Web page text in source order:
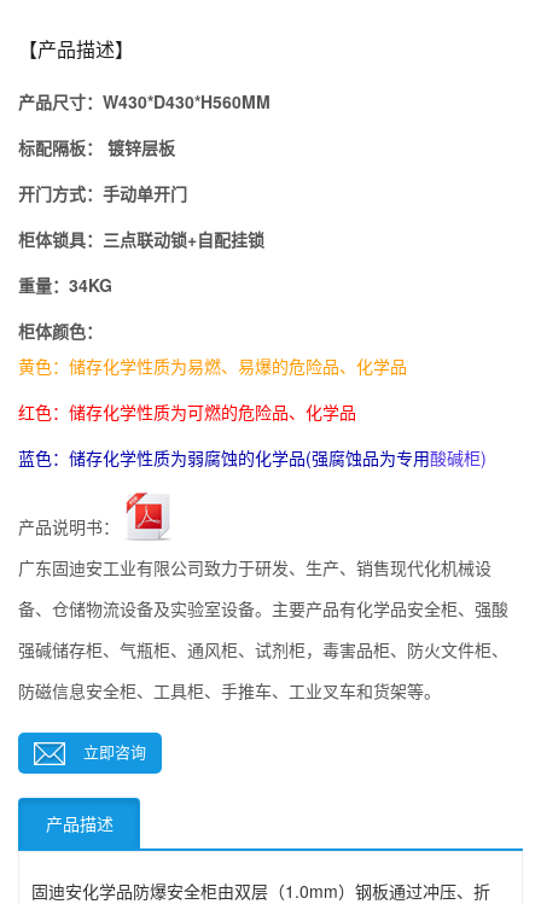
【产品描述】
产品尺寸： W430*D430*H560MM
标配隔板：
镀锌层板
开门方式： 手动单开门
柜体锁具： 三点联动锁+自配挂锁
重量：34KG
柜体颜色：
黄色：储存化学性质为易燃、易爆的危险品、化学品
红色：储存化学性质为可燃的危险品、化学品
蓝色：储存化学性质为弱腐蚀的化学品(强腐蚀品为专用酸碱柜)
产品说明书：
广东固迪安工业有限公司致力于研发、生产、销售现代化机械设
备、仓储物流设备及实验室设备。主要产品有化学品安全柜、强酸
强碱储存柜、气瓶柜、通风柜、试剂柜，毒害品柜、防火文件柜、
防磁信息安全柜、工具柜、手推车、工业叉车和货架等。
立即咨询
产品描述
固迪安化学品防爆安全柜由双层（1.0mm）钢板通过冲压、折